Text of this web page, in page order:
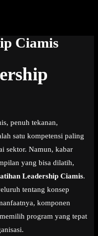
Ciamis
penuh tekanan,
satu kompetensi paling
sektor. Namun, kabar
yang bisa dilatih,
Leadership Ciamis.
tentang konsep
komponen
program yang tepat